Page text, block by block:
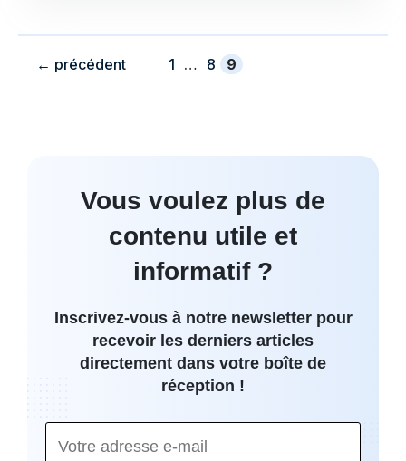
← précédent Page
1 … Page
8 Page
9
Vous voulez plus de
contenu utile et
informatif ?
Inscrivez-vous à notre newsletter pour
recevoir les derniers articles
directement dans votre boîte de
réception !